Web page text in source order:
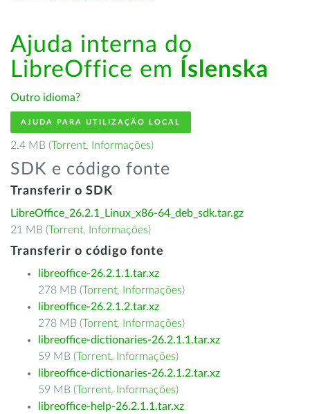
Ajuda interna do
LibreOffice em
Íslenska
Outro idioma?
AJUDA PARA UTILIZAÇÃO LOCAL
2.4 MB (Torrent, Informações)
SDK e código fonte
Transferir o SDK
LibreOffice_26.2.1_Linux_x86-64_deb_sdk.tar.gz
21 MB (Torrent, Informações)
Transferir o código fonte
libreoffice-26.2.1.1.tar.xz
278 MB (Torrent, Informações)
libreoffice-26.2.1.2.tar.xz
278 MB (Torrent, Informações)
libreoffice-dictionaries-26.2.1.1.tar.xz
59 MB (Torrent, Informações)
libreoffice-dictionaries-26.2.1.2.tar.xz
59 MB (Torrent, Informações)
libreoffice-help-26.2.1.1.tar.xz